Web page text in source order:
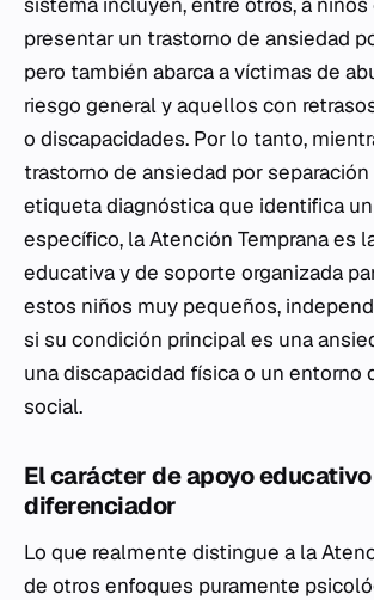
presentar un trastorno de ansiedad
pero también abarca a víctimas de
riesgo general y aquellos con
o discapacidades. Por lo tanto,
trastorno de ansiedad por separación
etiqueta diagnóstica que identifica
específico, la Atención Temprana es
educativa y de soporte organizada
estos niños muy pequeños,
si su condición principal es una
una discapacidad física o un entorno
social.
El carácter de apoyo
diferenciador
Lo que realmente distingue a la
de otros enfoques puramente